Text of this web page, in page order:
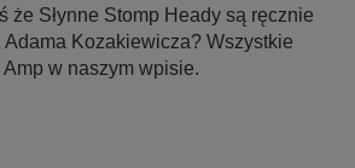
że Słynne Stomp Heady są ręcznie
Kozakiewicza? Wszystkie
w naszym wpisie.